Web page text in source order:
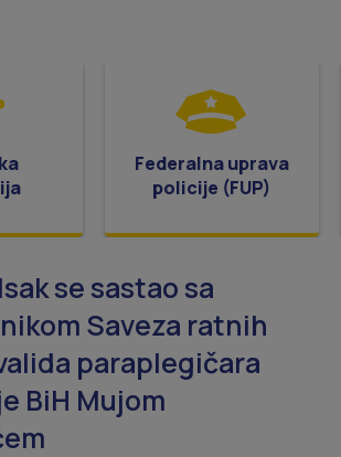
Federalna uprava
policije (FUP)
se sastao sa
Saveza ratnih
paraplegičara
BiH Mujom